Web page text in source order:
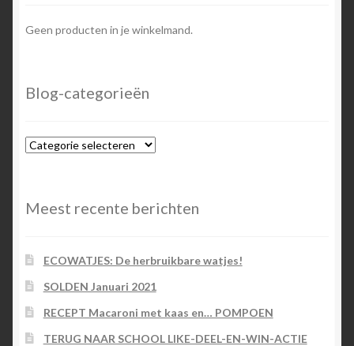
Geen producten in je winkelmand.
Blog-categorieën
Blog-
Meest recente berichten
ECOWATJES: De herbruikbare watjes!
SOLDEN Januari 2021
RECEPT Macaroni met kaas en… POMPOEN
TERUG NAAR SCHOOL LIKE-DEEL-EN-WIN-ACTIE